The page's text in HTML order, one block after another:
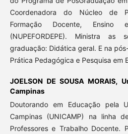
Coordenadora do Núcleo de
Formação Docente, Ensino
(NUPEFORDEPE). Ministra as
graduação: Didática geral. E na
Prática Pedagógica e Pesquisa em
JOELSON DE SOUSA MORAIS,
Campinas
Doutorando em Educação pela
Campinas (UNICAMP) na linha
Professores e Trabalho Docente.